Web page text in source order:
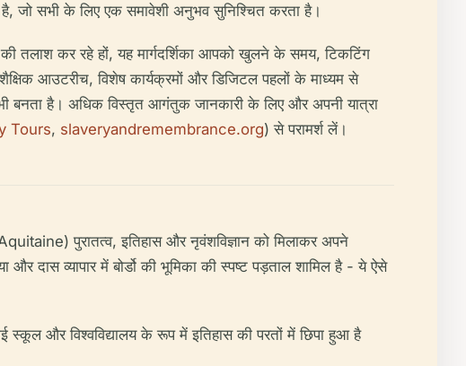
है, जो सभी के लिए एक समावेशी अनुभव सुनिश्चित करता है।
तलाश कर रहे हों, यह मार्गदर्शिका आपको खुलने के समय, टिकटिंग
आउटरीच, विशेष कार्यक्रमों और डिजिटल पहलों के माध्यम से
बनता है। अधिक विस्तृत आगंतुक जानकारी के लिए और अपनी यात्रा
Tours, slaveryandremembrance.org) से परामर्श लें।
पुरातत्व, इतिहास और नृवंशविज्ञान को मिलाकर अपने
दास व्यापार में बोर्डो की भूमिका की स्पष्ट पड़ताल शामिल है - ये ऐसे
और विश्वविद्यालय के रूप में इतिहास की परतों में छिपा हुआ है